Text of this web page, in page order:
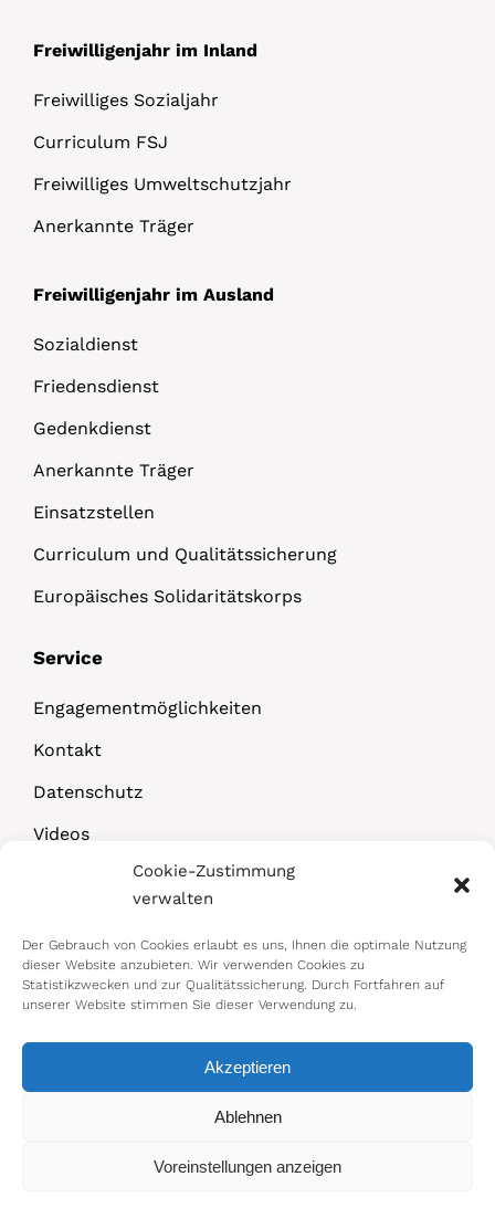
Cookie-Zustimmung
verwalten
Der Gebrauch von Cookies erlaubt es uns, Ihnen die optimale Nutzung
dieser Website anzubieten. Wir verwenden Cookies zu
Statistikzwecken und zur Qualitätssicherung. Durch Fortfahren auf
unserer Website stimmen Sie dieser Verwendung zu.
Akzeptieren
Ablehnen
Voreinstellungen anzeigen
Freiwilligenjahr im Inland
Freiwilliges Sozialjahr
Curriculum FSJ
Freiwilliges Umweltschutzjahr
Anerkannte Träger
Freiwilligenjahr im Ausland
Sozialdienst
Friedensdienst
Gedenkdienst
Anerkannte Träger
Einsatzstellen
Curriculum und Qualitätssicherung
Europäisches Solidaritätskorps
Service
Engagementmöglichkeiten
Kontakt
Datenschutz
Videos
© 2026 Bundesministerium für Arbeit,
Konsumentenschutz